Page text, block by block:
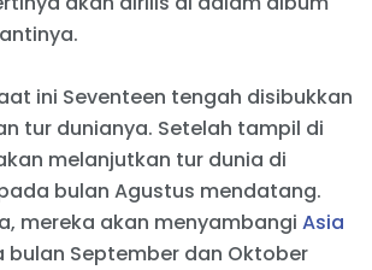
ini Seventeen tengah disibukkan
tur dunianya. Setelah tampil di
melanjutkan tur dunia di
bulan Agustus mendatang.
mereka akan menyambangi Asia
bulan September dan Oktober